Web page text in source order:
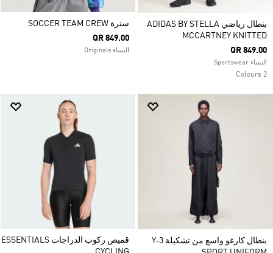
بنطال رياضي ADIDAS BY STELLA
MCCARTNEY KNITTED
QR 849.00
النساء Sportswear
2 Colours
سترة SOCCER TEAM CREW
QR 849.00
النساء Originals
بنطال كارغو واسع من تشكيلة Y-3
قميص ركوب الدراجات ESSENTIALS